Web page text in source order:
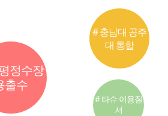
정수장
출수
# 충남대 공주
대 통합
# 타슈 이용질
서